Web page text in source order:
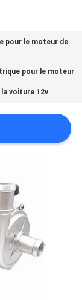
pour le moteur de
pour le moteur
voiture 12v